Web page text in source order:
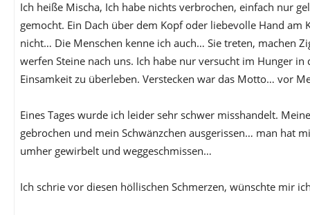
Ich heiße Mischa, Ich habe nichts verbrochen, einfach nur
gemocht. Ein Dach über dem Kopf oder liebevolle Hand am
nicht… Die Menschen kenne ich auch… Sie treten, machen
werfen Steine nach uns. Ich habe nur versucht im Hunger in
Einsamkeit zu überleben. Verstecken war das Motto… vor
Eines Tages wurde ich leider sehr schwer misshandelt.
gebrochen und mein Schwänzchen ausgerissen… man hat
umher gewirbelt und weggeschmissen…
Ich schrie vor diesen höllischen Schmerzen, wünschte mir